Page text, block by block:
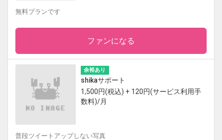
無料プランです
ファンになる
余裕あり
shikaサポート
1,500円(税込) + 120円(サービス利用手
数料)/月
普段ツイートアップしない写真